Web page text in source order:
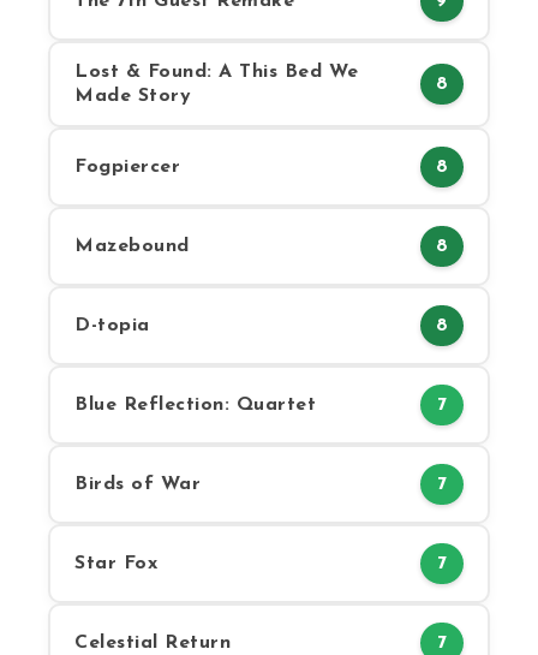
Lost & Found: A This Bed We
Made Story
8
Fogpiercer 8
Mazebound 8
D-topia 8
Blue Reflection: Quartet 7
Birds of War 7
Star Fox 7
Celestial Return 7